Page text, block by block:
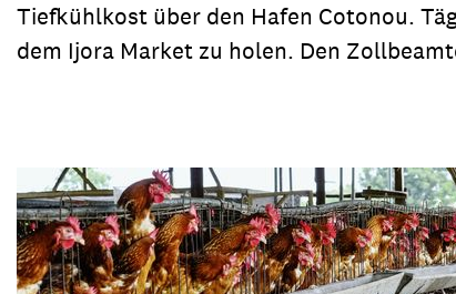
Tiefkühlkost über den Hafen Cotonou.
dem Ijora Market zu holen. Den